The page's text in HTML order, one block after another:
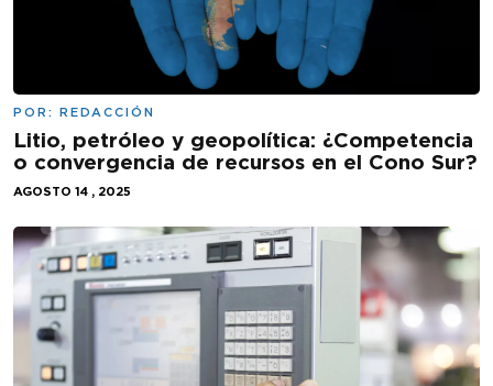
POR: REDACCIÓN
Litio, petróleo y geopolítica: ¿Competencia
o convergencia de recursos en el Cono Sur?
AGOSTO 14 , 2025